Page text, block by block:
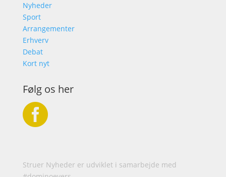
Nyheder
Sport
Arrangementer
Erhverv
Debat
Kort nyt
Følg os her

Struer Nyheder er udviklet i samarbejde med